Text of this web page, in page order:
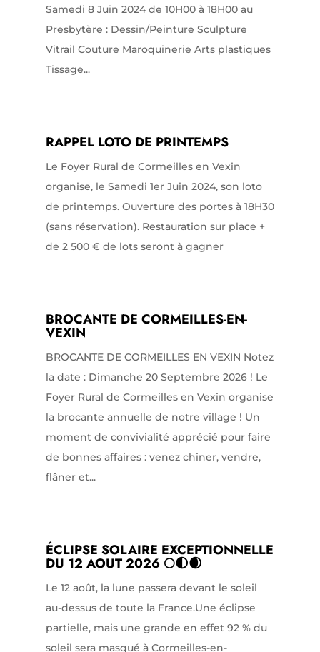
Samedi 8 Juin 2024 de 10H00 à 18H00 au
Presbytère : Dessin/Peinture Sculpture
Vitrail Couture Maroquinerie Arts plastiques
Tissage...
RAPPEL LOTO DE PRINTEMPS
Le Foyer Rural de Cormeilles en Vexin
organise, le Samedi 1er Juin 2024, son loto
de printemps. Ouverture des portes à 18H30
(sans réservation). Restauration sur place +
de 2 500 € de lots seront à gagner
BROCANTE DE CORMEILLES-EN-
VEXIN
BROCANTE DE CORMEILLES EN VEXIN Notez
la date : Dimanche 20 Septembre 2026 ! Le
Foyer Rural de Cormeilles en Vexin organise
la brocante annuelle de notre village ! Un
moment de convivialité apprécié pour faire
de bonnes affaires : venez chiner, vendre,
flâner et...
ÉCLIPSE SOLAIRE EXCEPTIONNELLE
DU 12 AOUT 2026 🌕🌓🌒
Le 12 août, la lune passera devant le soleil
au-dessus de toute la France.Une éclipse
partielle, mais une grande en effet 92 % du
soleil sera masqué à Cormeilles-en-